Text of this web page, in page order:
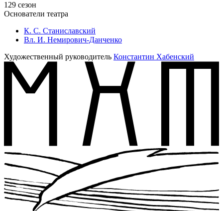
129 сезон
Основатели театра
К. С. Станиславский
Вл. И. Немирович-Данченко
Художественный руководитель Константин Хабенский